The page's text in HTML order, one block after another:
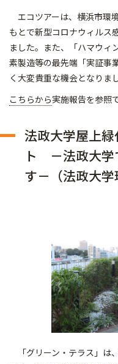
エコツアーは、横浜市環
もとで新型コロナウィルス
ました。また、「ハマウィ
素製造等の最先端「実証事
く大変貴重な機会となりま
こちらから実施報告を参照
法政大学屋上
ト －法政大学
す－（法政大学
「グリーン・テラス」は